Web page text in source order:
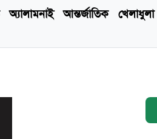
অ্যালামনাই আন্তর্জাতিক খেলাধুলা